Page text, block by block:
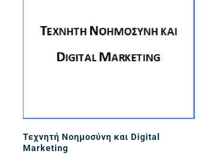
Τεχνητή Νοημοσύνη και Digital
Marketing